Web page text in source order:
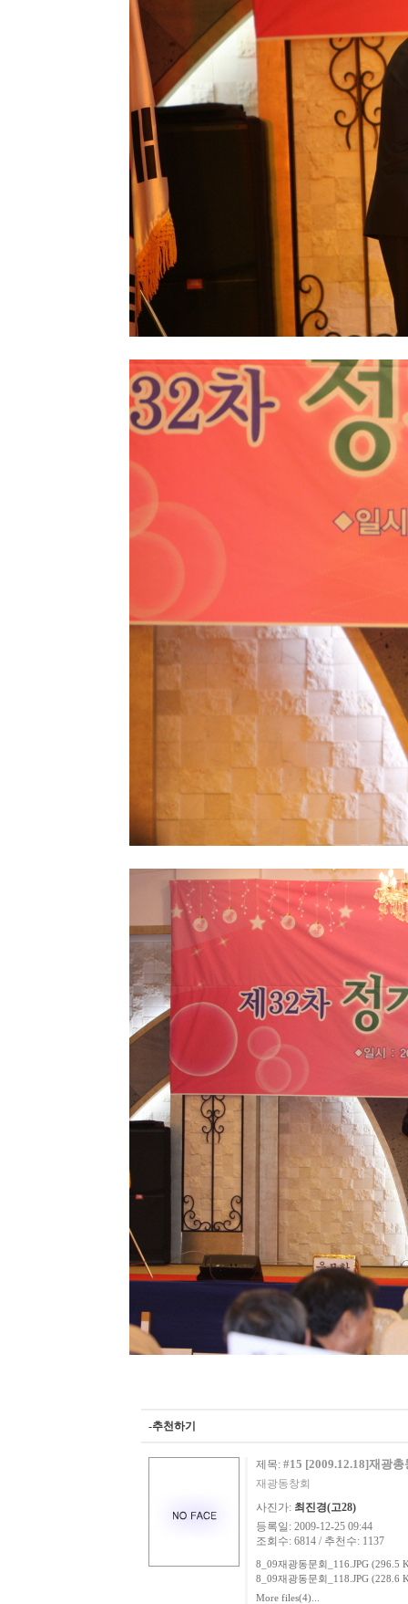
-추천하기
제목: #15 [2009.12.18]재광
재광동창회
사진가: 최진경(고28)
등록일: 2009-12-25 09:44
조회수: 6814 / 추천수: 1137
8_09재광동문회_116.JPG (296.5
8_09재광동문회_118.JPG (228.6
More files(4)...